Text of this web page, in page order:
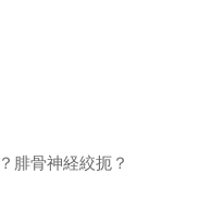
腓骨神経絞扼？